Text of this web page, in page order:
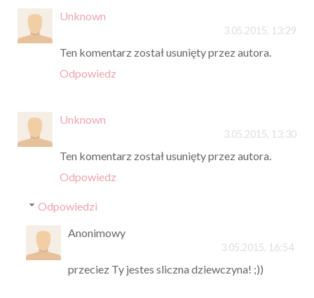
Unknown
3.05.2015, 13:29
Ten komentarz został usunięty przez autora.
Odpowiedz
Unknown
3.05.2015, 13:30
Ten komentarz został usunięty przez autora.
Odpowiedz
Odpowiedzi
Anonimowy
3.05.2015, 16:54
przeciez Ty jestes sliczna dziewczyna! ;))